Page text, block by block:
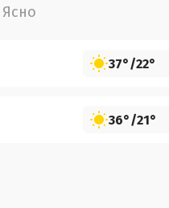
Ясно
37°/22°
36°/21°